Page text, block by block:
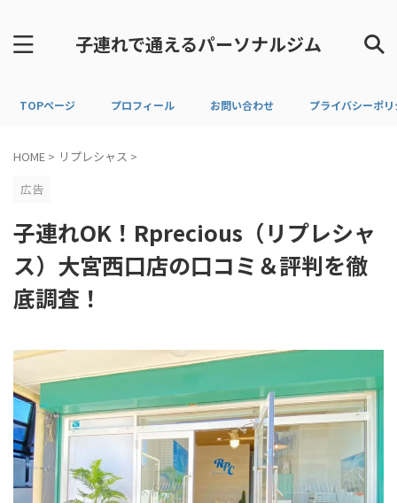
子連れで通えるパーソナルジム
TOPページ プロフィール お問い合わせ プライバシーポ
HOME > リプレシャス >
広告
子連れOK！Rprecious（リプレシャ
ス）大宮西口店の口コミ＆評判を徹
底調査！